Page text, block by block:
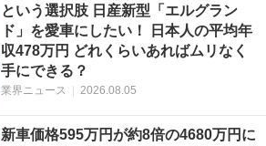
という選択肢 日産新型「エルグラン
ド」を愛車にしたい！ 日本人の平均年
収478万円 どれくらいあればムリなく
手にできる？
業界ニュース 2026.08.05
新車価格595万円が約8倍の4680万円に